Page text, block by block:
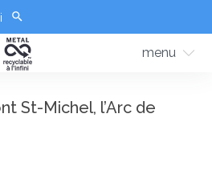
menu
St-Michel, l’Arc de